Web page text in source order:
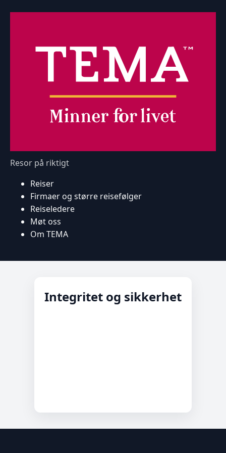
Resor på riktigt
Reiser
Firmaer og større reisefølger
Reiseledere
Møt oss
Om TEMA
Integritet og sikkerhet